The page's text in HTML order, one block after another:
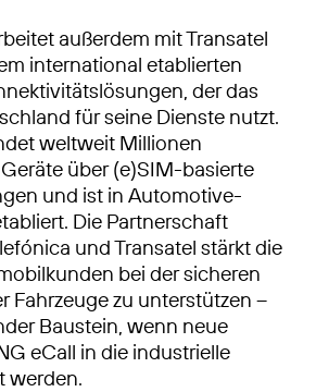
außerdem mit Transatel
international etablierten
der das
für seine Dienste nutzt.
weltweit Millionen
über (e)SIM-basierte
und ist in Automotive-
Die Partnerschaft
und Transatel stärkt die
bei der sicheren
Fahrzeuge zu unterstützen –
Baustein, wenn neue
eCall in die industrielle
werden.